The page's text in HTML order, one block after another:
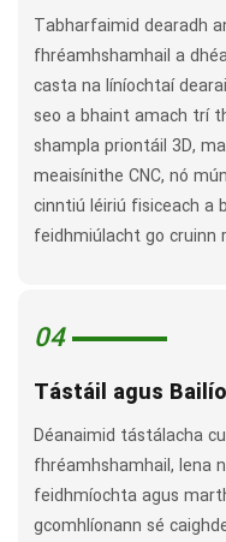
Tabharfaimid dearadh
fhréamhshamhail a
casta na líníochtaí
seo a bhaint amach trí
shampla priontáil 3D,
meaisínithe CNC, nó
cinntiú léiriú fisiceach a
feidhmiúlacht go cruinn
04
Tástáil agus
Déanaimid tástálacha
fhréamhshamhail, lena
feidhmíochta agus
gcomhlíonann sé